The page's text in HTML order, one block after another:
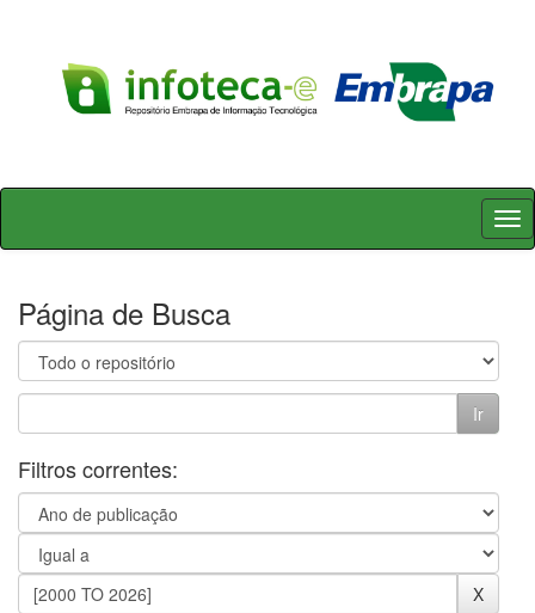
Skip
Página de Busca
Filtros correntes: